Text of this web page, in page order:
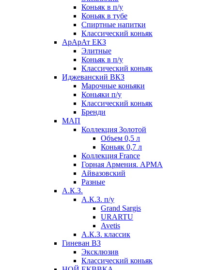
Коньяк в п/у
Коньяк в тубе
Спиртные напитки
Классический коньяк
АрАрАт ЕКЗ
Элитные
Коньяк в п/у
Классический коньяк
Иджеванский ВКЗ
Марочные коньяки
Коньяки п/у
Классический коньяк
Бренди
МАП
Коллекция Золотой
Объем 0,5 л
Коньяк 0,7 л
Коллекция France
Горная Армения. АРМА
Айвазовский
Разные
А.К.З.
А.К.З. п/у
Grand Sargis
URARTU
Avetis
А.К.З. классик
Гиневан ВЗ
Эксклюзив
Классический коньяк